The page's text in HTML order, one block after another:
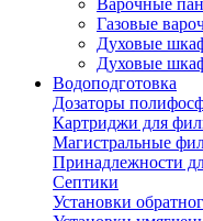
Варочные
Газовые
Духовые
Духовые
Водоподготовка
Дозаторы
Картриджи для
Магистральные
Принадлежности
Септики
Установки